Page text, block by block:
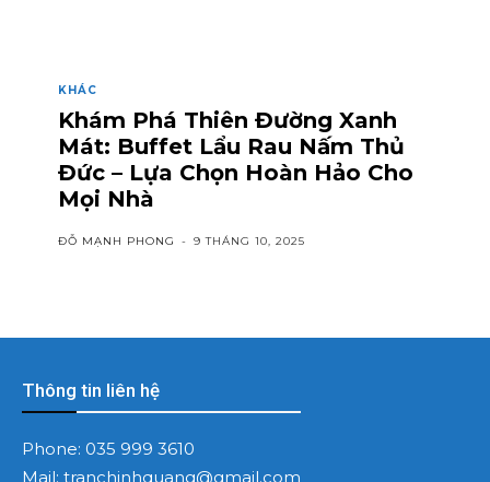
KHÁC
Khám Phá Thiên Đường Xanh
Mát: Buffet Lẩu Rau Nấm Thủ
Đức – Lựa Chọn Hoàn Hảo Cho
Mọi Nhà
ĐỖ MẠNH PHONG - 9 THÁNG 10, 2025
Thông tin liên hệ
Phone: 035 999 3610
Mail: tranchinhquang@gmail.com